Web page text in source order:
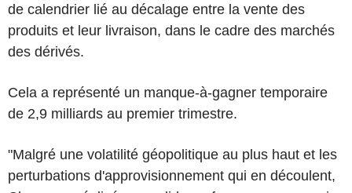
de calendrier lié au décalage entre la vente des
produits et leur livraison, dans le cadre des marchés
des dérivés.
Cela a représenté un manque-à-gagner temporaire
de 2,9 milliards au premier trimestre.
"Malgré une volatilité géopolitique au plus haut et les
perturbations d'approvisionnement qui en découlent,